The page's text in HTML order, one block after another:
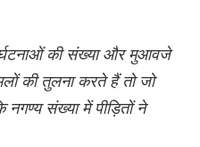
की संख्या और मुआवजे
की तुलना करते हैं तो जो
संख्या में पीड़ितों ने